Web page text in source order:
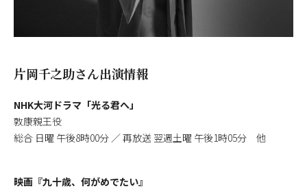
片岡千之助さん出演情報
NHK大河ドラマ「光る君へ」
敦康親王役
総合 日曜 午後8時00分 ／ 再放送 翌週土曜 午後1時05分 他
映画『九十歳、何がめでたい』